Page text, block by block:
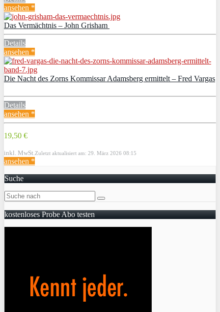
ansehen *
Das Vermächtnis – John Grisham
Details
ansehen *
Die Nacht des Zorns Kommissar Adamsberg ermittelt – Fred Vargas
Details
ansehen *
19,50 €
inkl. MwSt. Zuletzt aktualisiert am: 29. März 2026 08:15
ansehen *
Suche
kostenloses Probe Abo testen